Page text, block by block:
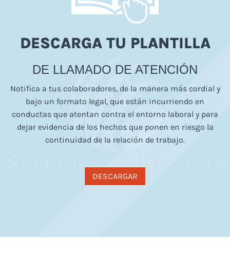
DESCARGA TU PLANTILLA
DE LLAMADO DE ATENCIÓN
Notifica a tus colaboradores, de la manera más cordial y
bajo un formato legal, que están incurriendo en
conductas que atentan contra el entorno laboral y para
dejar evidencia de los hechos que ponen en riesgo la
continuidad de la relación de trabajo.
DESCARGAR